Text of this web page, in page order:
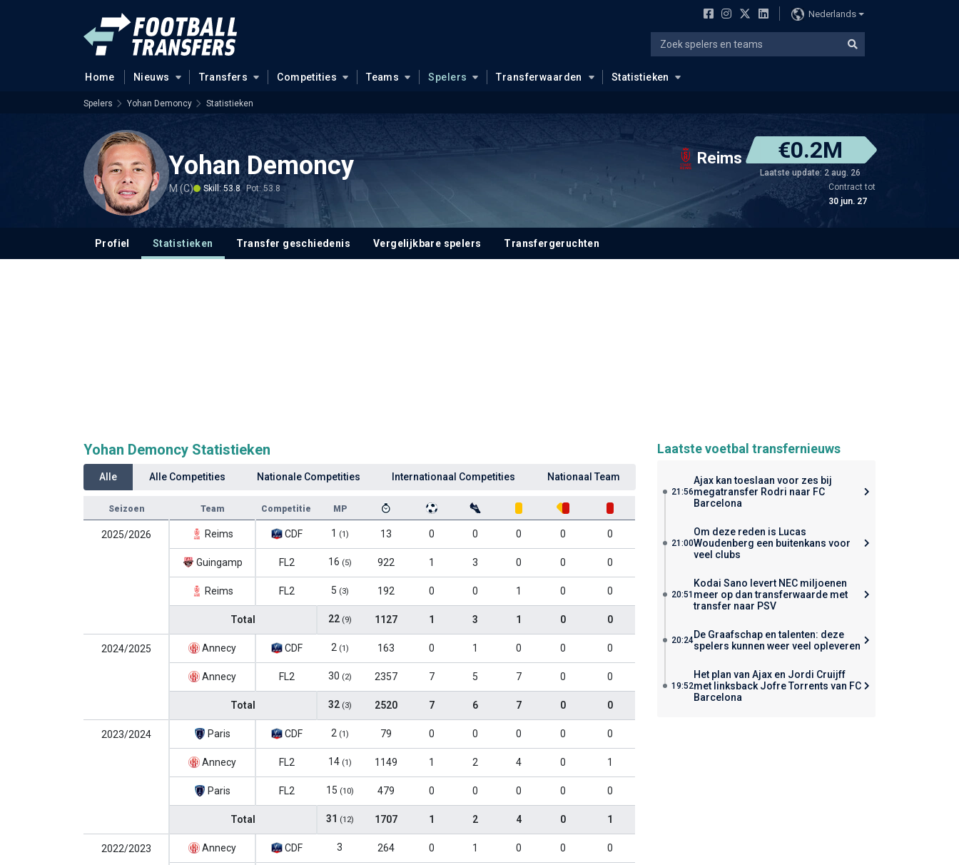
Nederlands
Home Nieuws Transfers Competities Teams Spelers Transferwaarden Statistieken
Spelers Yohan Demoncy Statistieken
Yohan Demoncy
M (C) Skill: 53.8 Pot: 53.8
Reims €0.2M
Laatste update: 2 aug. 26
Contract tot
30 jun. 27
Profiel Statistieken Transfer geschiedenis Vergelijkbare spelers Transfergeruchten
Yohan Demoncy Statistieken
Alle Alle Competities Nationale Competities Internationaal Competities Nationaal Team
Seizoen Team Competitie MP
2025/2026 Reims CDF 1 (1) 13 0 0 0 0 0
Guingamp FL2 16 (5) 922 1 3 0 0 0
Reims FL2 5 (3) 192 0 0 1 0 0
Total 22 (9) 1127 1 3 1 0 0
2024/2025 Annecy CDF 2 (1) 163 0 1 0 0 0
Annecy FL2 30 (2) 2357 7 5 7 0 0
Total 32 (3) 2520 7 6 7 0 0
2023/2024 Paris CDF 2 (1) 79 0 0 0 0 0
Annecy FL2 14 (1) 1149 1 2 4 0 1
Paris FL2 15 (10) 479 0 0 0 0 0
Total 31 (12) 1707 1 2 4 0 1
2022/2023 Annecy CDF 3 264 0 1 0 0 0
Laatste voetbal transfernieuws
21:56
Ajax kan toeslaan voor zes bij
megatransfer Rodri naar FC
Barcelona
21:00
Om deze reden is Lucas
Woudenberg een buitenkans voor
veel clubs
20:51
Kodai Sano levert NEC miljoenen
meer op dan transferwaarde met
transfer naar PSV
20:24De Graafschap en talenten: deze
spelers kunnen weer veel opleveren
19:52
Het plan van Ajax en Jordi Cruijff
met linksback Jofre Torrents van FC
Barcelona